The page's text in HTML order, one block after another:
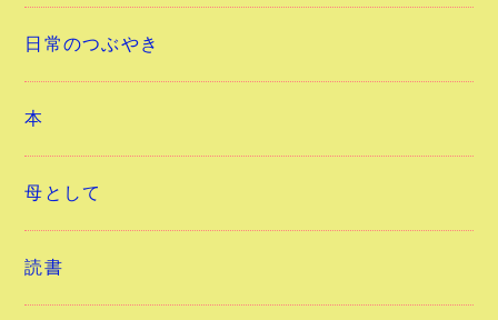
日常のつぶやき
本
母として
読書